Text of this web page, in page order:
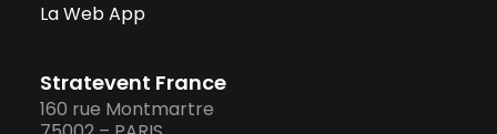
La Web App
Stratevent France
160 rue Montmartre